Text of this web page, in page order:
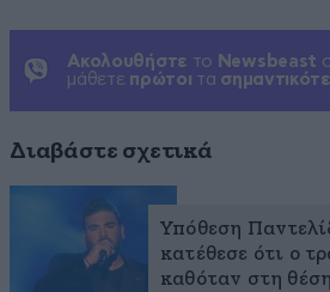
Ακολουθήστε το Newsbeast
μάθετε πρώτοι τα
Διαβάστε σχετικά
Υπόθεση
κατέθεσε ότι ο
καθόταν στη